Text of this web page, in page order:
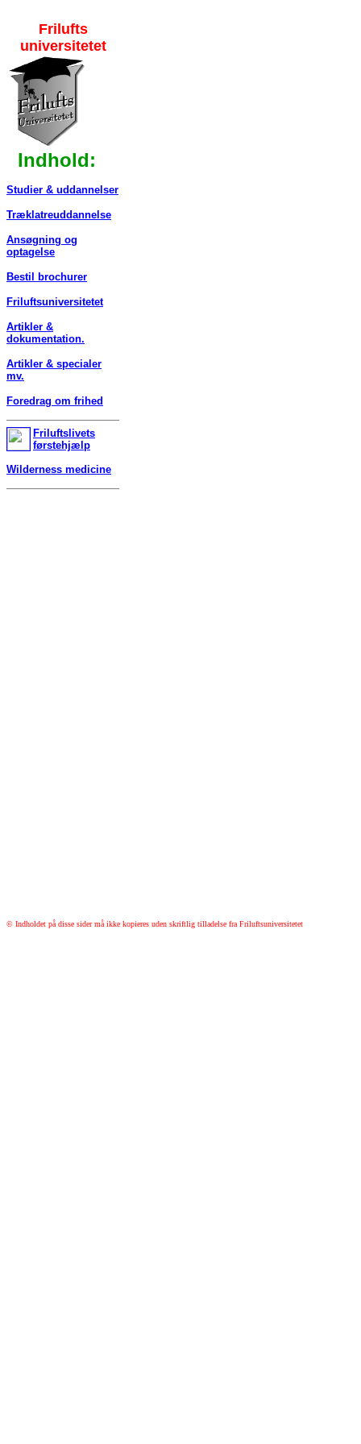
Frilufts
universitetet
Indhold:
Studier & uddannelser
Træklatreuddannelse
Ansøgning og
optagelse
Bestil brochurer
Friluftsuniversitetet
Artikler &
dokumentation.
Artikler & specialer
mv.
Foredrag om frihed
Friluftslivets
førstehjælp
Wilderness medicine
© Indholdet på disse sider må ikke kopieres uden skriftlig tilladelse fra Friluftsuniversitetet